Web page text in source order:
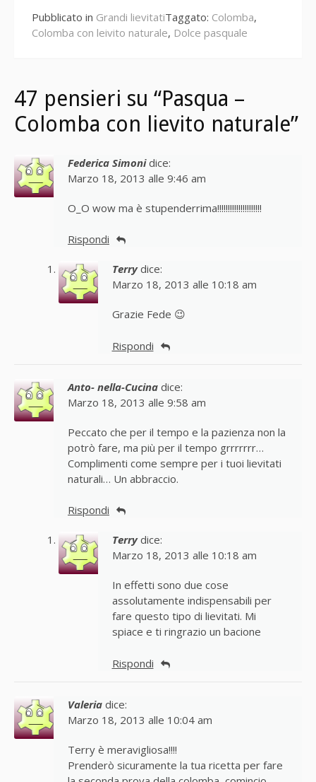
Pubblicato in Grandi lievitatiTaggato: Colomba,
Colomba con leivito naturale, Dolce pasquale
47 pensieri su “Pasqua –
Colomba con lievito naturale”
Federica Simoni dice:
Marzo 18, 2013 alle 9:46 am
O_O wow ma è stupenderrima!!!!!!!!!!!!!!!!!!!!!
Rispondi
Terry dice:
Marzo 18, 2013 alle 10:18 am
Grazie Fede 😉
Rispondi
Anto- nella-Cucina dice:
Marzo 18, 2013 alle 9:58 am
Peccato che per il tempo e la pazienza non la
potrò fare, ma più per il tempo grrrrrrr…
Complimenti come sempre per i tuoi lievitati
naturali… Un abbraccio.
Rispondi
Terry dice:
Marzo 18, 2013 alle 10:18 am
In effetti sono due cose
assolutamente indispensabili per
fare questo tipo di lievitati. Mi
spiace e ti ringrazio un bacione
Rispondi
Valeria dice:
Marzo 18, 2013 alle 10:04 am
Terry è meravigliosa!!!!
Prenderò sicuramente la tua ricetta per fare